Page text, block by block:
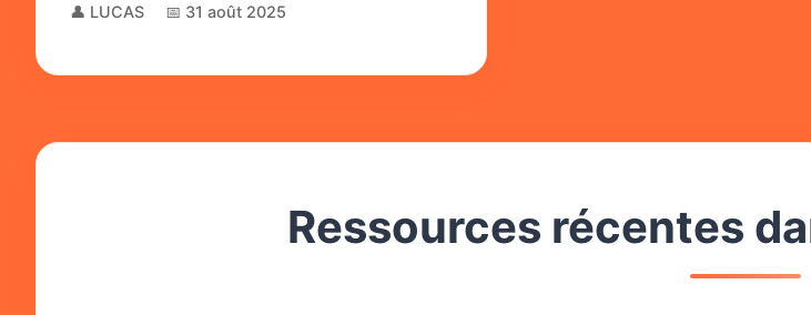
👤 LUCAS 📅 31 août 2025
Ressources récentes